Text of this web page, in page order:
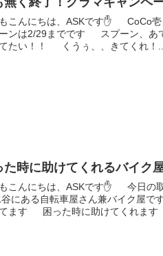
こんにちは、ASKです✋ CoCo壱
ンは2/29までです スプーン、
たい！！ くうぅ、、きてくれ！...
た時に助けてくれるバイク
こんにちは、ASKです✋ 今日の
ある自転車屋さん兼バイク屋で
ます 困った時に助けてくれま